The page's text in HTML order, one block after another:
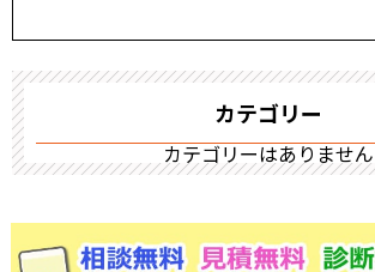
カテゴリー
カテゴリーはありません